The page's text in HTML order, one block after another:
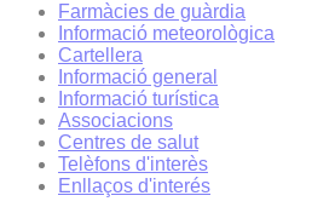
Farmàcies de guàrdia
Informació meteorològica
Cartellera
Informació general
Informació turística
Associacions
Centres de salut
Telèfons d'interès
Enllaços d'interés